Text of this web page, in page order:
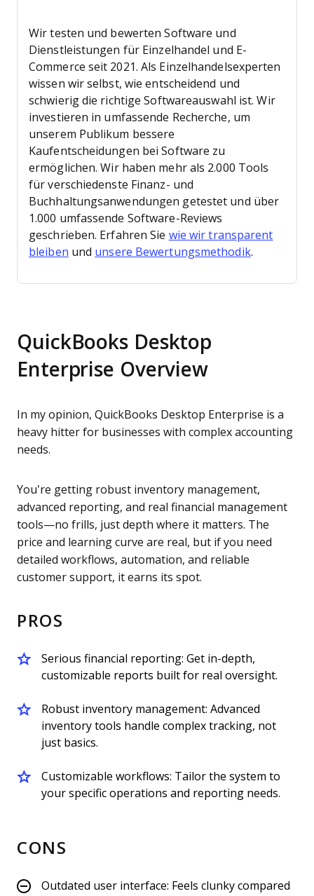
Wir testen und bewerten Software und
Dienstleistungen für Einzelhandel und E-
Commerce seit 2021. Als Einzelhandelsexperten
wissen wir selbst, wie entscheidend und
schwierig die richtige Softwareauswahl ist. Wir
investieren in umfassende Recherche, um
unserem Publikum bessere
Kaufentscheidungen bei Software zu
ermöglichen. Wir haben mehr als 2.000 Tools
für verschiedenste Finanz- und
Buchhaltungsanwendungen getestet und über
1.000 umfassende Software-Reviews
geschrieben. Erfahren Sie wie wir transparent
bleiben und unsere Bewertungsmethodik.
QuickBooks Desktop
Enterprise Overview
In my opinion, QuickBooks Desktop Enterprise is a
heavy hitter for businesses with complex accounting
needs.
You’re getting robust inventory management,
advanced reporting, and real financial management
tools—no frills, just depth where it matters. The
price and learning curve are real, but if you need
detailed workflows, automation, and reliable
customer support, it earns its spot.
PROS
Serious financial reporting: Get in-depth,
customizable reports built for real oversight.
Robust inventory management: Advanced
inventory tools handle complex tracking, not
just basics.
Customizable workflows: Tailor the system to
your specific operations and reporting needs.
CONS
Outdated user interface: Feels clunky compared